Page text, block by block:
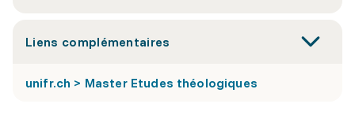
Liens complémentaires
unifr.ch > Master Etudes théologiques